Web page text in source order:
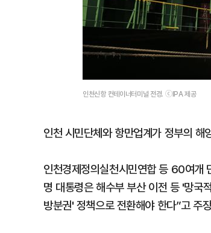
인천신항 컨테이너터미널 전경. ⓒIPA 제공
인천 시민단체와 항만업계가 정부의
인천경제정의실천시민연합 등 60여개
명 대통령은 해수부 부산 이전 등 '망국
방분권' 정책으로 전환해야 한다”고 주